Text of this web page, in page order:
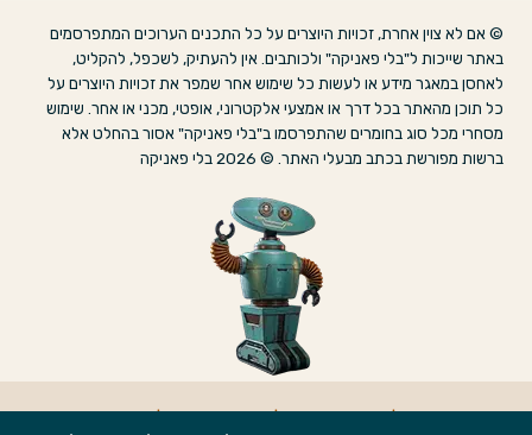
© אם לא צוין אחרת, זכויות היוצרים על כל התכנים הערוכים המתפרסמים
באתר שייכות ל"בלי פאניקה" ולכותבים. אין להעתיק, לשכפל, להקליט,
לאחסן במאגר מידע או לעשות כל שימוש אחר שמפר את זכויות היוצרים על
כל תוכן מהאתר בכל דרך או אמצעי אלקטרוני, אופטי, מכני או אחר. שימוש
מסחרי מכל סוג בחומרים שהתפרסמו ב"בלי פאניקה" אסור בהחלט אלא
ברשות מפורשת בכתב מבעלי האתר. © 2026 בלי פאניקה